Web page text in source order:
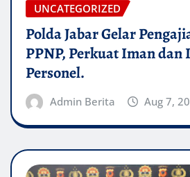
UNCATEGORIZED
Polda Jabar Gelar
PPNP, Perkuat Iman
Personel.
Admin Berita Aug 7,